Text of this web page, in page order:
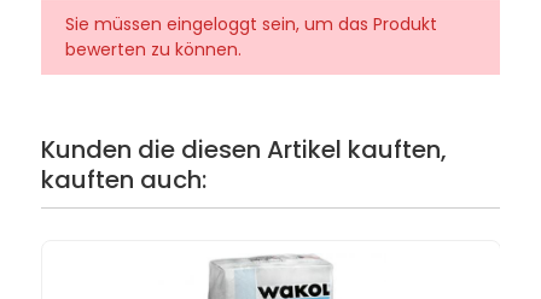
Sie müssen eingeloggt sein, um das Produkt
bewerten zu können.
Kunden die diesen Artikel kauften,
kauften auch: